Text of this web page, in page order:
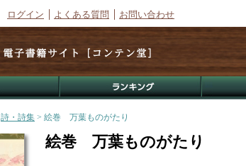
ログイン よくある質問 お問い合わせ
詩・詩集 > 絵巻 万葉ものがたり
絵巻 万葉ものがたり